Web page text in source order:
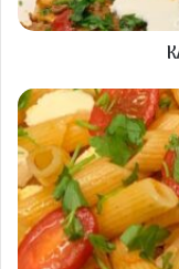
☑️ 1 yemek
kullandım)
Bulamak için;
☑️ yarım
☑️ 1 çay
☑️ 1,5-2 su
MAKARNA
SALATASI